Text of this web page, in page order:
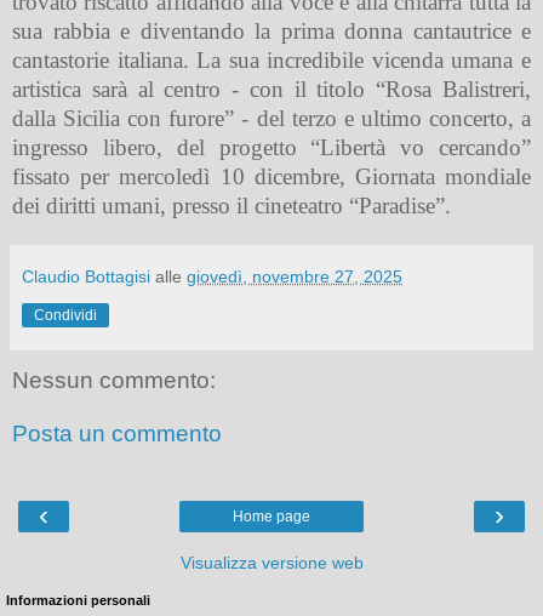
sua rabbia e diventando la prima donna cantautrice e
cantastorie italiana. La sua incredibile vicenda umana e
artistica sarà al centro - con il titolo “Rosa Balistreri,
dalla Sicilia con furore” - del terzo e ultimo concerto, a
ingresso libero, del progetto “Libertà vo cercando”
fissato per mercoledì 10 dicembre, Giornata mondiale
dei diritti umani, presso il cineteatro “Paradise”.
Claudio Bottagisi alle giovedì, novembre 27, 2025
Condividi
Nessun commento:
Posta un commento
‹ ›
Home page
Visualizza versione web
Informazioni personali